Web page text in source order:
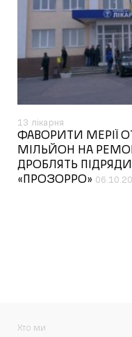
13 лікарня
ФАВОРИТИ МЕРІЇ
МІЛЬЙОН НА
ДРОБЛЯТЬ
«ПРОЗОРРО»
Хто ми